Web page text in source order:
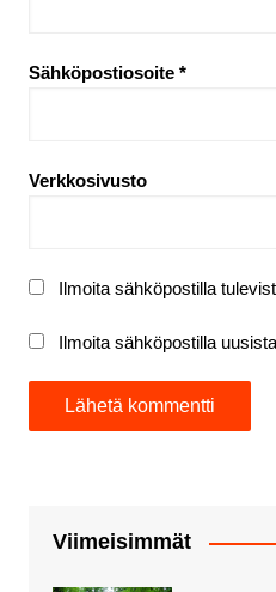
Sähköpostiosoite *
Verkkosivusto
Ilmoita sähköpostilla
Ilmoita sähköpostilla
Viimeisimmät